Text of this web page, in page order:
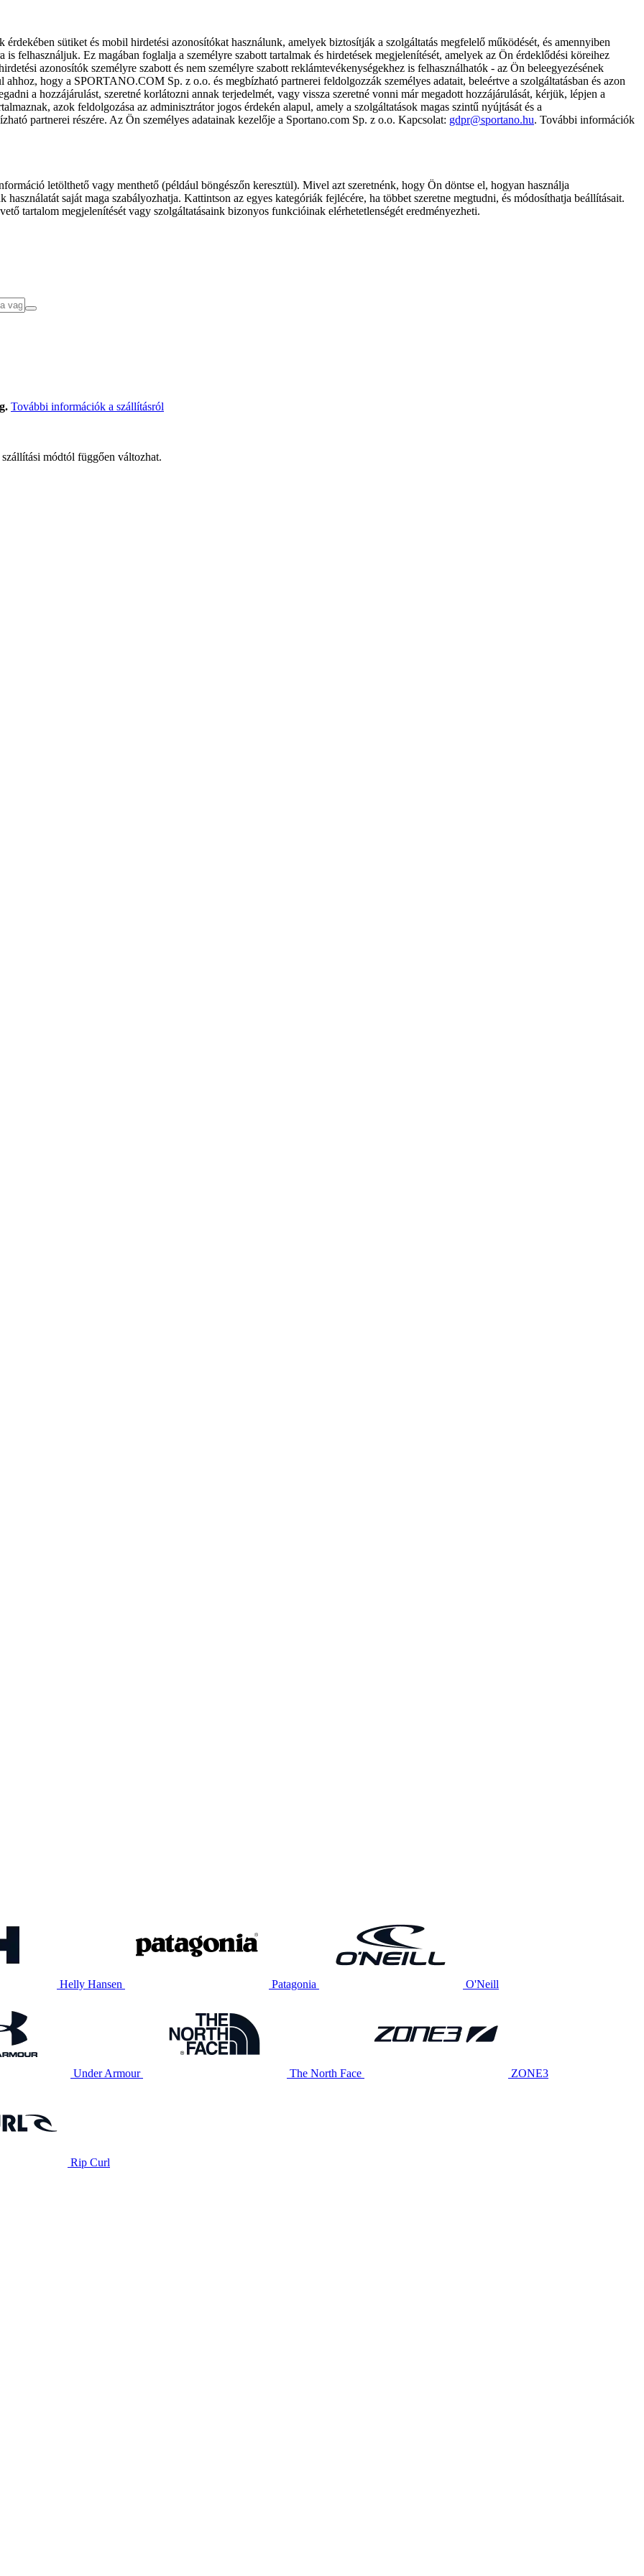
sütiket és mobil hirdetési azonosítókat használunk, amelyek biztosítják a szolgáltatás megfelelő működését, és amennyiben
is felhasználjuk. Ez magában foglalja a személyre szabott tartalmak és hirdetések megjelenítését, amelyek az Ön érdeklődési köreihez
azonosítók személyre szabott és nem személyre szabott reklámtevékenységekhez is felhasználhatók - az Ön beleegyezésének
hogy a SPORTANO.COM Sp. z o.o. és megbízható partnerei feldolgozzák személyes adatait, beleértve a szolgáltatásban és azon
a hozzájárulást, szeretné korlátozni annak terjedelmét, vagy vissza szeretné vonni már megadott hozzájárulását, kérjük, lépjen a
azok feldolgozása az adminisztrátor jogos érdekén alapul, amely a szolgáltatások magas szintű nyújtását és a
partnerei részére. Az Ön személyes adatainak kezelője a Sportano.com Sp. z o.o. Kapcsolat: gdpr@sportano.hu. További információk
letölthető vagy menthető (például böngészőn keresztül). Mivel azt szeretnénk, hogy Ön döntse el, hogyan használja
saját maga szabályozhatja. Kattintson az egyes kategóriák fejlécére, ha többet szeretne megtudni, és módosíthatja beállításait.
tartalom megjelenítését vagy szolgáltatásaink bizonyos funkcióinak elérhetetlenségét eredményezheti.
További információk a szállításról
módtól függően változhat.
Helly Hansen Patagonia O'Neill
Under Armour The North Face ZONE3
Rip Curl